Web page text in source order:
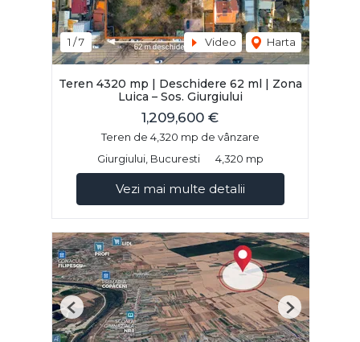
1 /7 Video Harta
Teren 4320 mp | Deschidere 62 ml | Zona
Luica – Sos. Giurgiului
1,209,600 €
Teren de 4,320 mp de vânzare
Giurgiului, Bucuresti
4,320 mp
Vezi mai multe detalii
Previous Next